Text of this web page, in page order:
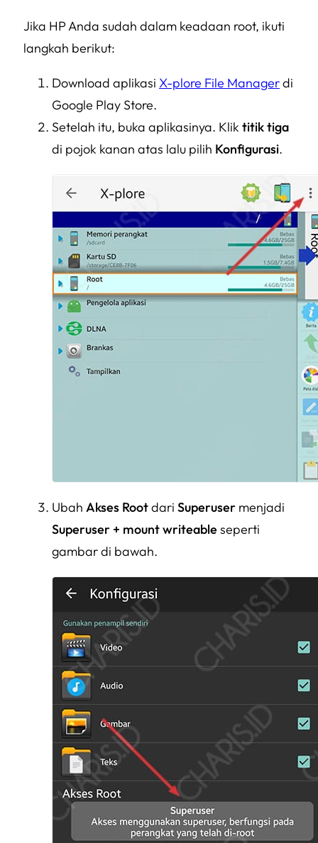
Jika HP Anda sudah dalam keadaan root, ikuti
langkah berikut:
Download aplikasi X-plore File Managerdi
Google Play Store.
Setelah itu, buka aplikasinya. Klik titik tiga
di pojok kanan atas lalu pilih Konfigurasi.
Ubah Akses Rootdari Superuser menjadi
Superuser + mount writeableseperti
gambar di bawah.